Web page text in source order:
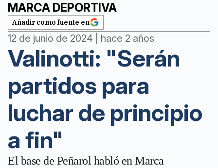
MARCA DEPORTIVA
Añadir como fuente en
12 de junio de 2024 | hace 2 años
Valinotti: "Serán
partidos para
luchar de principio
a fin"
El base de Peñarol habló en Marca